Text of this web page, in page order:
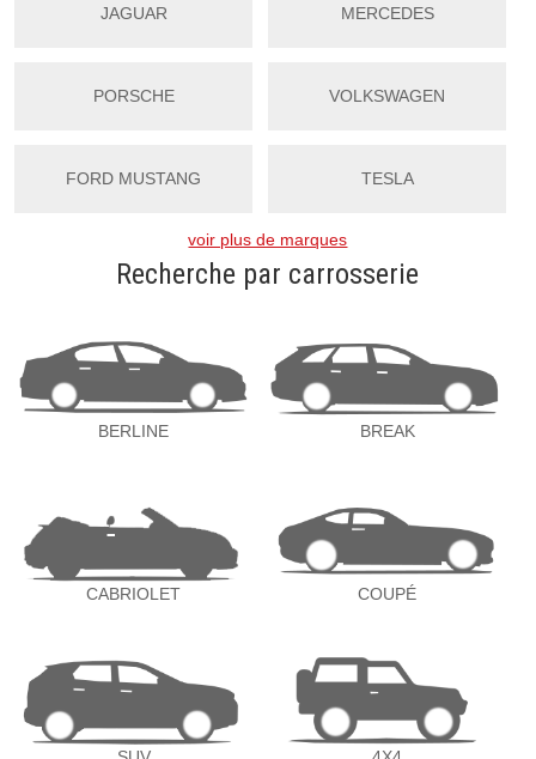
JAGUAR MERCEDES
PORSCHE VOLKSWAGEN
FORD MUSTANG TESLA
voir plus de marques
Recherche par carrosserie
BERLINE BREAK
CABRIOLET COUPÉ